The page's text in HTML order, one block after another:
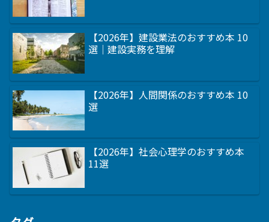
【2026年】建設業法のおすすめ本 10
選｜建設実務を理解
【2026年】人間関係のおすすめ本 10
選
【2026年】社会心理学のおすすめ本
11選